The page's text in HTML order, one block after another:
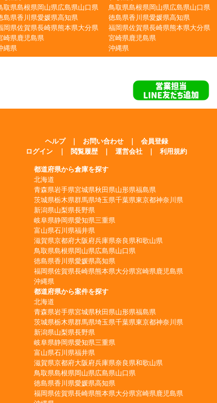
取県島根県岡山県広島県山口県
島県香川県愛媛県高知県
岡県佐賀県長崎県熊本県大分県
崎県鹿児島県
縄県
鳥取県島根県岡山県広島県山口県
徳島県香川県愛媛県高知県
福岡県佐賀県長崎県熊本県大分県
宮崎県鹿児島県
沖縄県
ヘルプ ｜ お問い合わせ ｜
会員登録
ログイン
｜ 閲覧履歴 ｜ 運営会社 ｜ 利用規約
都道府県から倉庫を探す
北海道
青森県岩手県宮城県秋田県山形県福島県
茨城県栃木県群馬県埼玉県千葉県東京都神奈川県
新潟県山梨県長野県
岐阜県静岡県愛知県三重県
富山県石川県福井県
滋賀県京都府大阪府兵庫県奈良県和歌山県
鳥取県島根県岡山県広島県山口県
徳島県香川県愛媛県高知県
福岡県佐賀県長崎県熊本県大分県宮崎県鹿児島県
沖縄県
都道府県から案件を探す
北海道
青森県岩手県宮城県秋田県山形県福島県
茨城県栃木県群馬県埼玉県千葉県東京都神奈川県
新潟県山梨県長野県
岐阜県静岡県愛知県三重県
富山県石川県福井県
滋賀県京都府大阪府兵庫県奈良県和歌山県
鳥取県島根県岡山県広島県山口県
徳島県香川県愛媛県高知県
福岡県佐賀県長崎県熊本県大分県宮崎県鹿児島県